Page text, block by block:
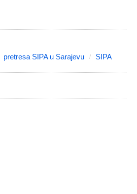
pretresa SIPA u Sarajevu SIPA